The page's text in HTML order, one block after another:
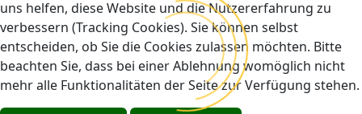
uns helfen, diese Website und die Nutzererfahrung zu
verbessern (Tracking Cookies). Sie können selbst
entscheiden, ob Sie die Cookies zulassen möchten. Bitte
beachten Sie, dass bei einer Ablehnung womöglich nicht
mehr alle Funktionalitäten der Seite zur Verfügung stehen.